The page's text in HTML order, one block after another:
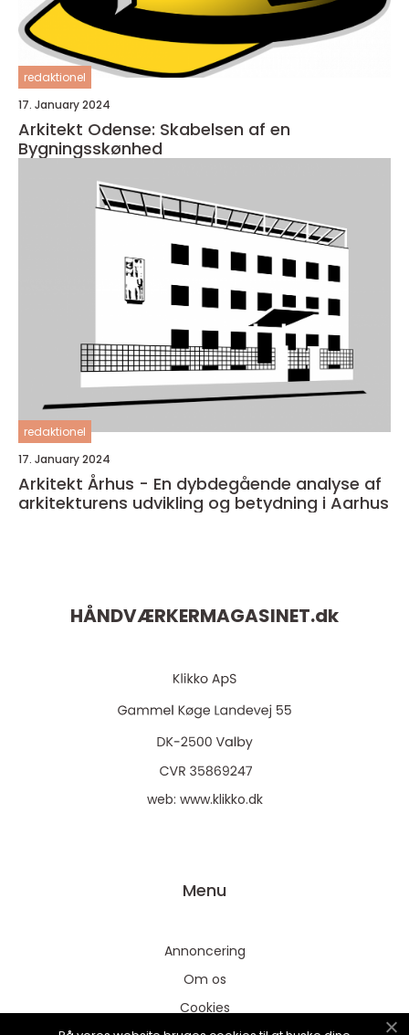
redaktionel
17. January 2024
Arkitekt Odense: Skabelsen af en
Bygningsskønhed
redaktionel
17. January 2024
Arkitekt Århus - En dybdegående analyse af
arkitekturens udvikling og betydning i Aarhus
HÅNDVÆRKERMAGASINET.dk
web: www.klikko.dk
Menu
Annoncering
Om os
Cookies